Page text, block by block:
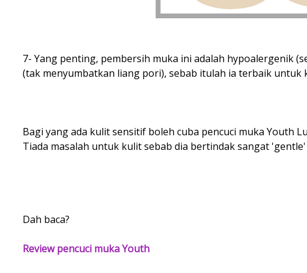
7- Yang penting, pembersih muka ini adalah hypoalergenik
(tak menyumbatkan liang pori), sebab itulah ia terbaik untuk
Bagi yang ada kulit sensitif boleh cuba pencuci muka Youth
Tiada masalah untuk kulit sebab dia bertindak sangat
Dah baca?
Review pencuci muka Youth